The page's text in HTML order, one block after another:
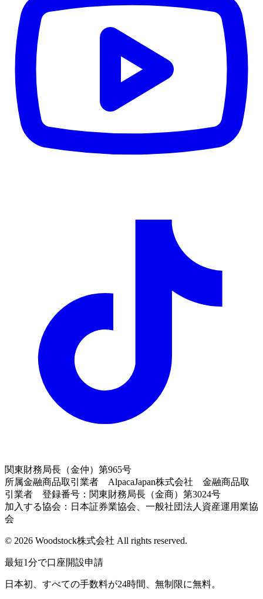
関東財務局長（金仲）第965号
所属金融商品取引業者 AlpacaJapan株式会社 金融商品取
引業者 登録番号：関東財務局長（金商）第3024号
加入する協会：日本証券業協会、一般社団法人資産運用業協
会
© 2026 Woodstock株式会社 All rights reserved.
最短1分で口座開設申請
日本初、すべての手数料が24時間、無制限に無料。